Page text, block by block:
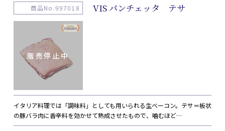
商品No.997018 VIS パンチェッタ テサ
イタリア料理では「調味料」としても用いられる生ベーコン。テサ＝板状
の豚バラ肉に香辛料を効かせて熟成させたもので、噛むほど…